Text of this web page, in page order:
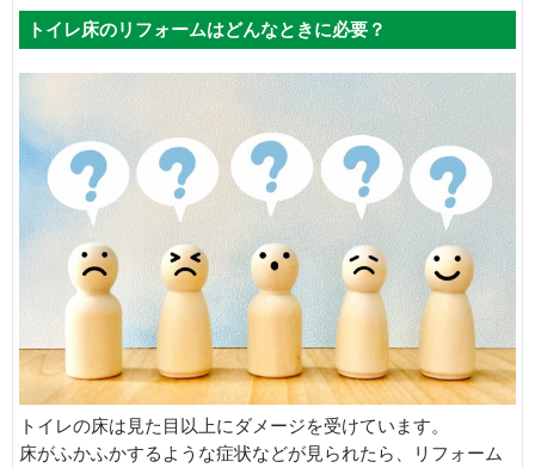
トイレ床のリフォームはどんなときに必要？
トイレの床は見た目以上にダメージを受けています。
床がふかふかするような症状などが見られたら、リフォーム